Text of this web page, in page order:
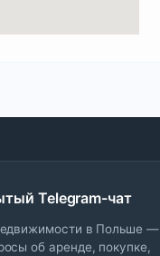
Telegram-чат
в Польше —
об аренде, покупке,